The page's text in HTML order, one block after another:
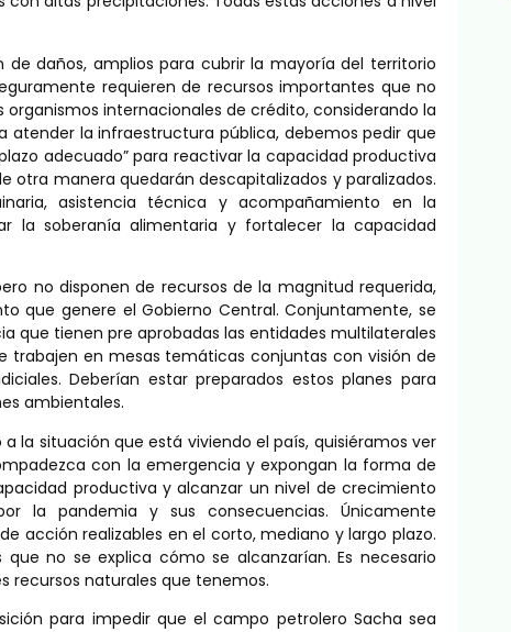
daños, amplios para cubrir la mayoría del territorio
requieren de recursos importantes que no
internacionales de crédito, considerando la
la infraestructura pública, debemos pedir que
adecuado” para reactivar la capacidad productiva
otra manera quedarán descapitalizados y paralizados.
asistencia técnica y acompañamiento en la
la soberanía alimentaria y fortalecer la capacidad
no disponen de recursos de la magnitud requerida,
que genere el Gobierno Central. Conjuntamente, se
que tienen pre aprobadas las entidades multilaterales
trabajen en mesas temáticas conjuntas con visión de
Deberían estar preparados estos planes para
ambientales.
la situación que está viviendo el país, quisiéramos ver
con la emergencia y expongan la forma de
productiva y alcanzar un nivel de crecimiento
la pandemia y sus consecuencias. Únicamente
acción realizables en el corto, mediano y largo plazo.
no se explica cómo se alcanzarían. Es necesario
recursos naturales que tenemos.
para impedir que el campo petrolero Sacha sea